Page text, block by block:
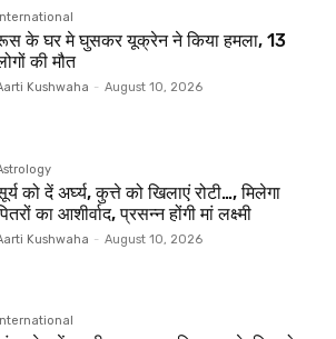
International
के घर मे घुसकर यूक्रेन ने किया हमला, 13
की मौत
Kushwaha - August 10, 2026
को दें अर्घ्य, कुत्ते को खिलाएं रोटी…, मिलेगा
का आशीर्वाद, प्रसन्न होंगी मां लक्ष्मी
Kushwaha - August 10, 2026